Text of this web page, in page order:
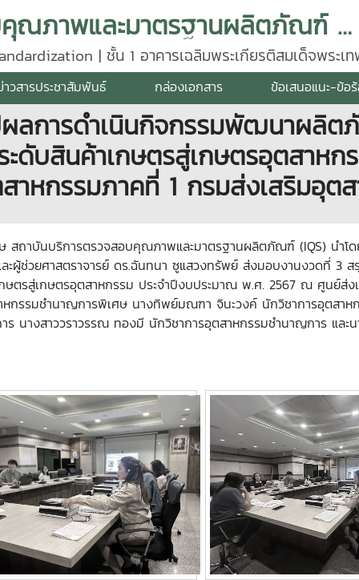
สถาบันบริการตรวจสอบคุณภาพและมาตรฐานผลิตภัณฑ์ มหาวิทยาลัยแม่โจ้
| ชั้น 1 อาคารเฉลิมพระเกียรติสมเด็จพระเ
าวสารประชาสัมพันธ์ กล่องเอกสาร ข้อเสนอแนะ-ข้อ
ลการดำเนินกิจกรรมพัฒนาผลิต
ะดับสินค้าเกษตรสู่เกษตรอุตสาห
หกรรมภาคที่ 1 กรมส่งเสริมอุต
สถาบันบริการตรวจสอบคุณภาพและมาตรฐานผลิตภัณฑ์ (IQS) นำโ
ละผู้ช่วยศาสตราจารย์ ดร.ฉันทนา ซูแสวงทรัพย์ ส่งมอบงานงวดที่
กษตรสู่เกษตรอุตสาหกรรม ประจำปีงบประมาณ พ.ศ. 2567 ณ ศูนย์ส่
กรรมชำนาญการพิเศษ นางทิพย์มณฑา จินะวงค์ นักวิชาการอุตสาห
นางสาววราวรรณ ทองมี นักวิชาการอุตสาหกรรมชำนาญการ และ